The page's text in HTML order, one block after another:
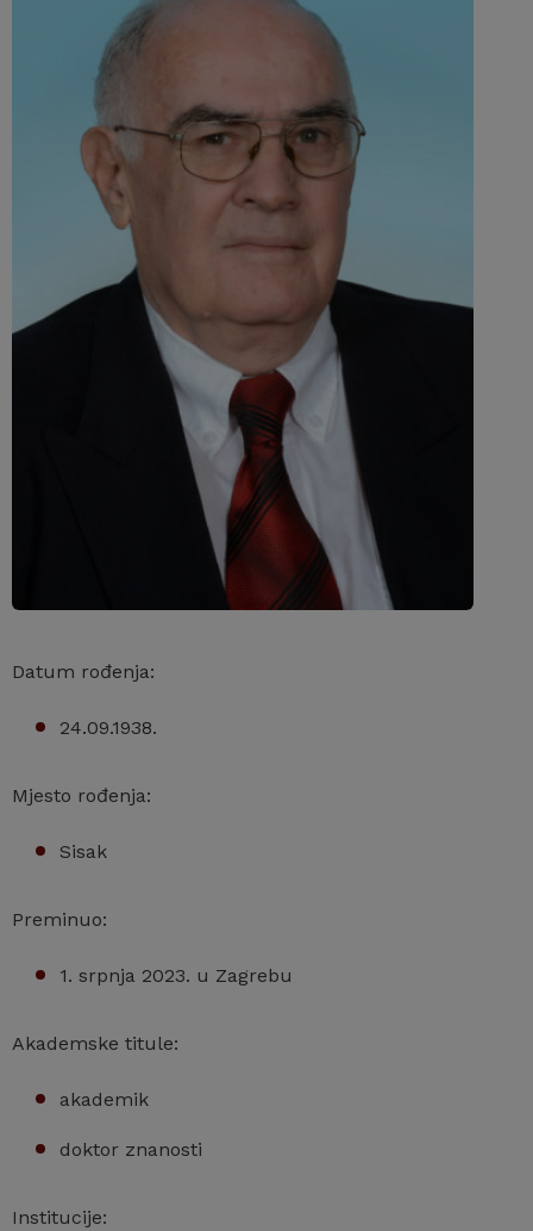
Datum rođenja:
24.09.1938.
Mjesto rođenja:
Sisak
Preminuo:
1. srpnja 2023. u Zagrebu
Akademske titule:
akademik
doktor znanosti
Institucije: